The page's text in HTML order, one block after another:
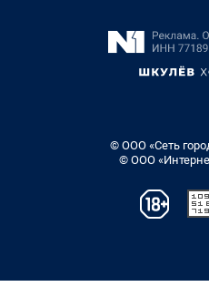
© ООО «Сеть
© ООО